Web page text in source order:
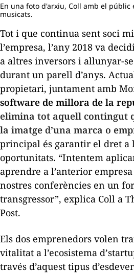
En una foto d'arxiu, Coll amb el públic
musicats.
Tot i que continua sent soci
l’empresa, l’any 2018 va
a altres inversors i allunyar-
durant un parell d’anys.
propietari, juntament amb
software de millora de la
elimina tot aquell contingut
la imatge d’una marca o
principal és garantir el dret a
oportunitats. “Intentem
aprendre a l’anterior
nostres conferències en un
transgressor”, explica Coll a
Post.
Els dos emprenedors volen
vitalitat a l’ecosistema d’
través d’aquest tipus